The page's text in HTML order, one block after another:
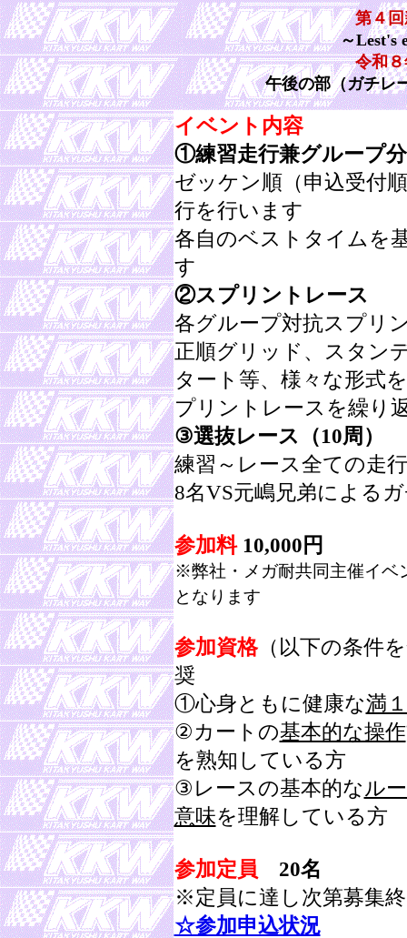
第４
～Lest's
令和
午後の部（ガチレ
イベント内容
①練習走行兼グループ
ゼッケン順（申込受付
行を行います
各自のベストタイムを
す
②スプリントレース
各グループ対抗スプリ
正順グリッド、スタン
タート等、様々な形式
プリントレースを繰り
③選抜レース（10周）
練習～レース全ての走
8名VS元嶋兄弟による
参加料10,000円
※弊社・メガ耐共同主催イベ
となります
参加資格（以下の条件
奨
①心身ともに健康な満
②カートの基本的な操作
を熟知している方
③レースの基本的なル
意味を理解している方
参加定員 20名
※定員に達し次第募集
☆参加申込状況